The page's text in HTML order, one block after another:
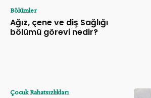
Bölümler
Ağız, çene ve diş Sağlığı
bölümü görevi nedir?
Çocuk Rahatsızlıkları